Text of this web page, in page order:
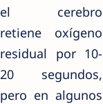
el cerebro
retiene oxígeno
residual por 10-
20 segundos,
pero en algunos